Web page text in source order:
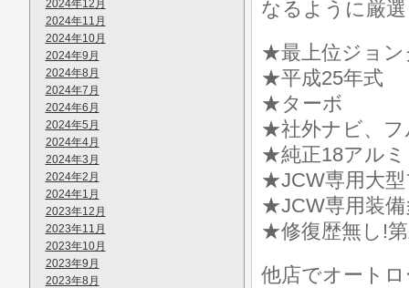
2024年12月
2024年11月
2024年10月
2024年9月
2024年8月
2024年7月
2024年6月
2024年5月
2024年4月
2024年3月
2024年2月
2024年1月
2023年12月
2023年11月
2023年10月
2023年9月
2023年8月
なるように厳
★最上位ジョン
★平成25年式
★ターボ
★社外ナビ、フ
★純正18アルミ
★JCW専用大
★JCW専用装備
★修復歴無し!
他店でオート